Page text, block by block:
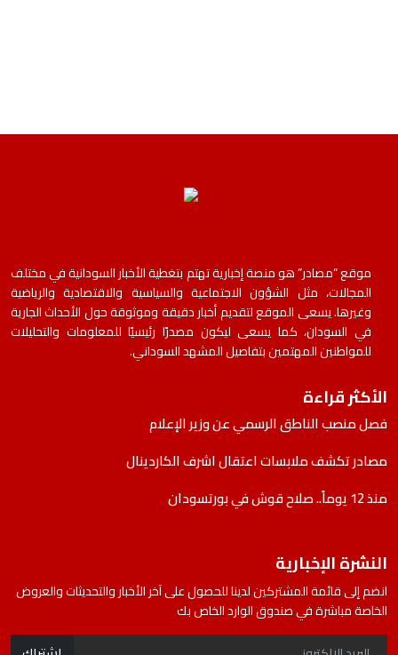
موقع “مصادر” هو منصة إخبارية تهتم بتغطية الأخبار السودانية في مختلف
المجالات، مثل الشؤون الاجتماعية والسياسية والاقتصادية والرياضية
وغيرها. يسعى الموقع لتقديم أخبار دقيقة وموثوقة حول الأحداث الجارية
في السودان، كما يسعى ليكون مصدرًا رئيسيًا للمعلومات والتحليلات
للمواطنين المهتمين بتفاصيل المشهد السوداني.
الأكثر قراءة
فصل منصب الناطق الرسمي عن وزير الإعلام
مصادر تكشف ملابسات اعتقال اشرف الكاردينال
منذ 12 يوماً.. صلاح قوش في بورتسودان
النشرة الإخبارية
انضم إلى قائمة المشتركين لدينا للحصول على آخر الأخبار والتحديثات والعروض
الخاصة مباشرة في صندوق الوارد الخاص بك